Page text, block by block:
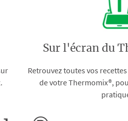
Sur l'écran du
Retrouvez toutes vos
de votre Thermomix®,